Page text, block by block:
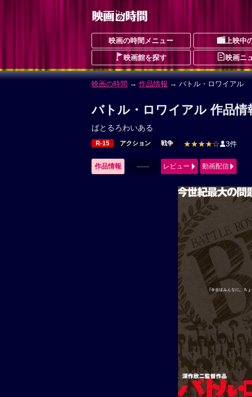
映画の時間メニュー 上映中
映画館を探す 映画ニ
映画の時間 → 作品情報 → バトル・ロワイアル
バトル・ロワイアル 作品情
ばとるろわいある
R-15 アクション 戦争 ★★★★☆ 3件
作品情報 ------ レビュー 動画配信